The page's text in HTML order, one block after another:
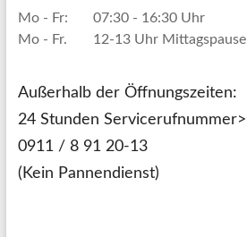
Mo - Fr:
07:30 - 16:30 Uhr
Mo - Fr.
12-13 Uhr Mittagspause
Außerhalb der Öffnungszeiten:
24 Stunden Servicerufnummer>
0911 / 8 91 20-13
(Kein Pannendienst)